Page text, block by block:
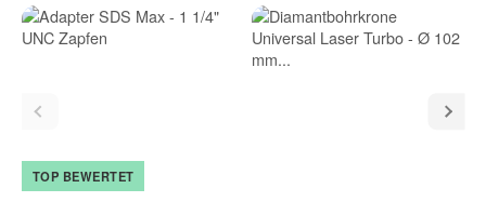
TOP BEWERTET